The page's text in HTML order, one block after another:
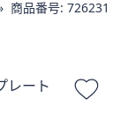
商品番号: 726231
レート